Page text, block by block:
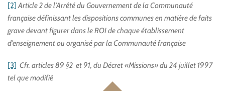
[2] Article 2 de l’Arrêté du Gouvernement de la Communauté
française définissant les dispositions communes en matière de faits
grave devant figurer dans le ROI de chaque établissement
d’enseignement ou organisé par la Communauté française
[3] Cfr. articles 89 §2 et 91, du Décret «Missions» du 24 juillet 1997
tel que modifié